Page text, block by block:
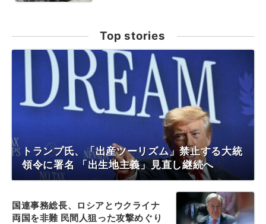
Top stories
トランプ氏、「出産ツーリズム」禁止する大統
領令に署名 「出生地主義」見直し継続へ
国連事務総長、ロシアとウクライナ
両国を非難 民間人狙った攻撃めぐり